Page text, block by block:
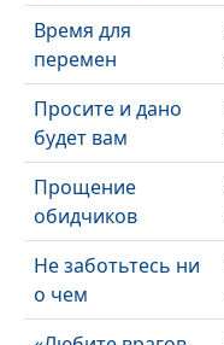
Время для
перемен
Просите и дано
будет вам
Прощение
обидчиков
Не заботьтесь ни
о чем